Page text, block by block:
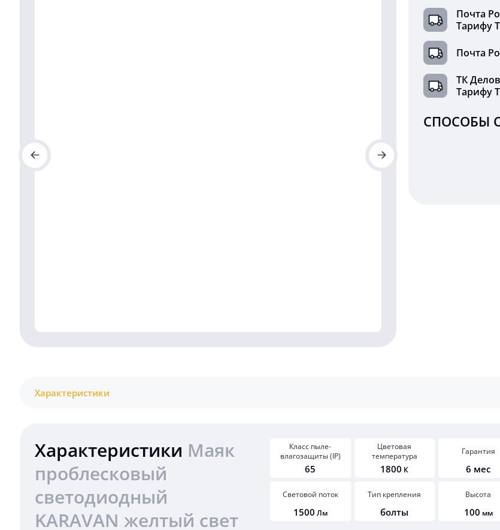
Почта
Тарифу
Почта
ТК
Тарифу
СПОСОБЫ
Характеристики
Характеристики Маяк
проблесковый
светодиодный
KARAVAN желтый свет
Класс пыле-
влагозащиты (IP)
65
Цветовая
температура
1800 К
Гарантия
6 мес
Световой поток
1500 Лм
Тип крепления
болты
Высота
100 мм